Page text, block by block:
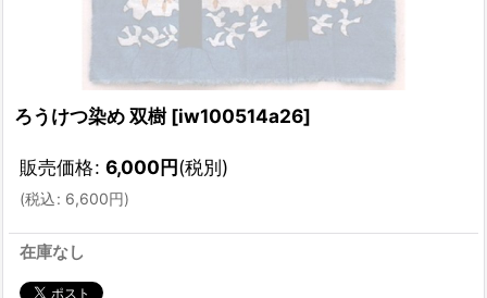
ろうけつ染め 双樹 [iw100514a26]
販売価格: 6,000円(税別)
(税込: 6,600円)
在庫なし